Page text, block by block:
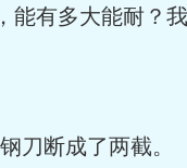
能有多大能耐？
断成了两截。